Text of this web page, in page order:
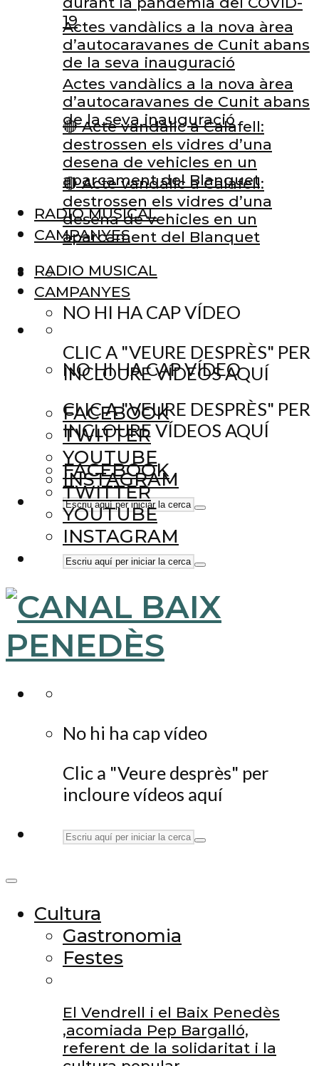
Actes vandàlics a la nova àrea
d’autocaravanes de Cunit abans
de la seva inauguració
🔴 Acte vandàlic a Calafell:
destrossen els vidres d’una
desena de vehicles en un
aparcament del Blanquet
RADIO MUSICAL
CAMPANYES
NO HI HA CAP VÍDEO
CLIC A "VEURE DESPRÈS" PER
INCLOURE VÍDEOS AQUÍ
FACEBOOK
TWITTER
YOUTUBE
INSTAGRAM
19
Actes vandàlics a la nova àrea
d’autocaravanes de Cunit abans
de la seva inauguració
🔴 Acte vandàlic a Calafell:
destrossen els vidres d’una
desena de vehicles en un
aparcament del Blanquet
RADIO MUSICAL
CAMPANYES
NO HI HA CAP VÍDEO
CLIC A "VEURE DESPRÈS" PER
INCLOURE VÍDEOS AQUÍ
FACEBOOK
TWITTER
YOUTUBE
INSTAGRAM
No hi ha cap vídeo
Clic a "Veure desprès" per
incloure vídeos aquí
Cultura
Gastronomia
Festes
El Vendrell i el Baix Penedès
,acomiada Pep Bargalló,
referent de la solidaritat i la